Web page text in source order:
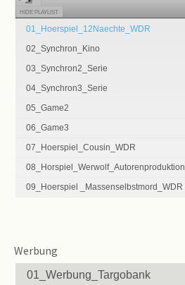
HIDE PLAYLIST
01_Hoerspiel_12Naechte_WDR
02_Synchron_Kino
03_Synchron2_Serie
04_Synchron3_Serie
05_Game2
06_Game3
07_Hoerspiel_Cousin_WDR
08_Horspiel_Werwolf_Autorenproduktion
09_Hoerspiel _Massenselbstmord_WDR
Werbung
01_Werbung_Targobank